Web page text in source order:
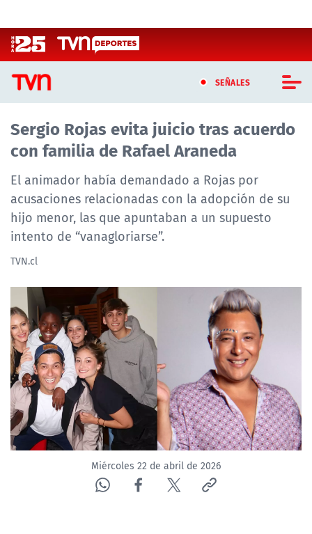
SEÑALES
CASTING MASTERCHEF CHILE
CASTING TVN VERTICAL
TVN VERTICAL
TVN PLAY
PROGRAMAS
TELESERIES
NTV
ACTUALIDAD Y TENDENCIAS
CORPORATIVO Y TRANSPARENCIA
CANAL DE DENUNCIAS
ÁREA DE PROYECTOS
Sergio Rojas evita juicio tras acuerdo
con familia de Rafael Araneda
El animador había demandado a Rojas por
acusaciones relacionadas con la adopción de su
hijo menor, las que apuntaban a un supuesto
intento de “vanagloriarse”.
TVN.cl
Miércoles 22 de abril de 2026